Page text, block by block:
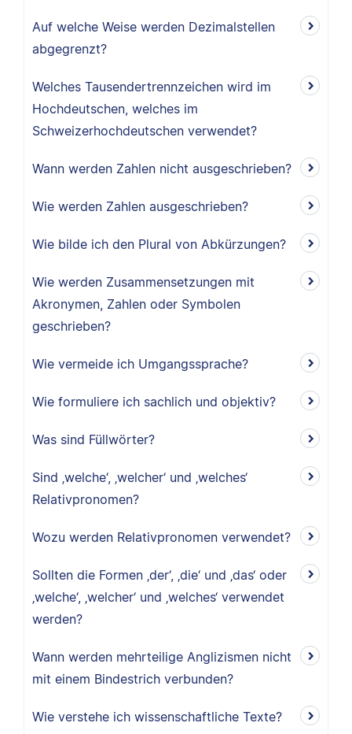
Auf welche Weise werden Dezimalstellen
abgegrenzt?
Welches Tausendertrennzeichen wird im
Hochdeutschen, welches im
Schweizerhochdeutschen verwendet?
Wann werden Zahlen nicht ausgeschrieben?
Wie werden Zahlen ausgeschrieben?
Wie bilde ich den Plural von Abkürzungen?
Wie werden Zusammensetzungen mit
Akronymen, Zahlen oder Symbolen
geschrieben?
Wie vermeide ich Umgangssprache?
Wie formuliere ich sachlich und objektiv?
Was sind Füllwörter?
Sind ‚welche‘, ‚welcher‘ und ‚welches‘
Relativpronomen?
Wozu werden Relativpronomen verwendet?
Sollten die Formen ‚der‘, ‚die‘ und ‚das‘ oder
‚welche‘, ‚welcher‘ und ‚welches‘ verwendet
werden?
Wann werden mehrteilige Anglizismen nicht
mit einem Bindestrich verbunden?
Wie verstehe ich wissenschaftliche Texte?